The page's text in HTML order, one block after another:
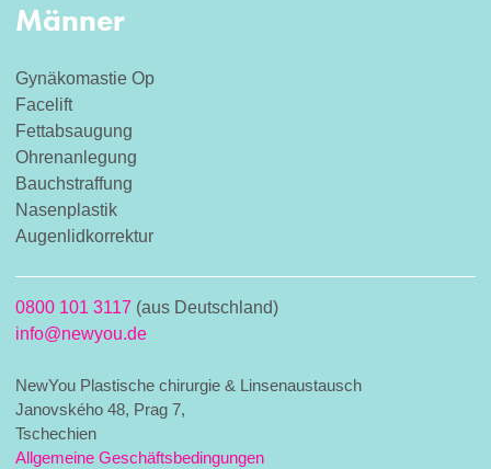
Männer
Gynäkomastie Op
Facelift
Fettabsaugung
Ohrenanlegung
Bauchstraffung
Nasenplastik
Augenlidkorrektur
0800 101 3117 (aus Deutschland)
info@newyou.de
NewYou Plastische chirurgie & Linsenaustausch
Janovského 48, Prag 7,
Tschechien
Allgemeine Geschäftsbedingungen